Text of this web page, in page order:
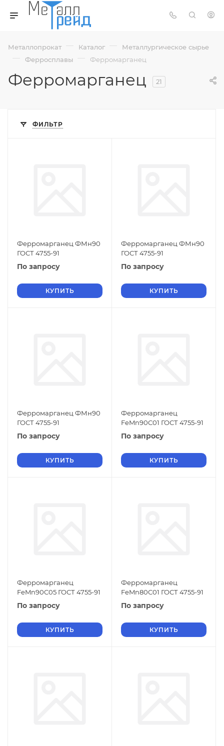
Металлопрокат — Каталог — Металлургическое сырье
— Ферросплавы — Ферромарганец
Ферромарганец 21
ФИЛЬТР
Ферромарганец ФМн90
ГОСТ 4755-91
По запросу
КУПИТЬ
Ферромарганец ФМн90
ГОСТ 4755-91
По запросу
КУПИТЬ
Ферромарганец ФМн90
ГОСТ 4755-91
По запросу
КУПИТЬ
Ферромарганец
FeMn90C01 ГОСТ 4755-91
По запросу
КУПИТЬ
Ферромарганец
FeMn90C05 ГОСТ 4755-91
По запросу
КУПИТЬ
Ферромарганец
FeMn80C01 ГОСТ 4755-91
По запросу
КУПИТЬ